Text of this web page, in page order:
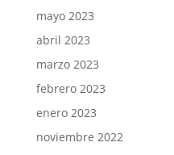
mayo 2023
abril 2023
marzo 2023
febrero 2023
enero 2023
noviembre 2022